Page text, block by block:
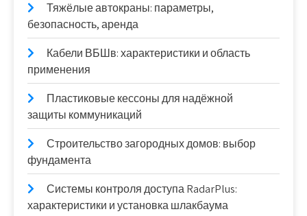
Тяжёлые автокраны: параметры,
безопасность, аренда
Кабели ВБШв: характеристики и область
применения
Пластиковые кессоны для надёжной
защиты коммуникаций
Строительство загородных домов: выбор
фундамента
Системы контроля доступа RadarPlus:
характеристики и установка шлакбаума